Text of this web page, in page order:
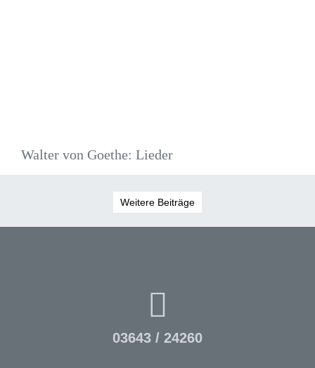
Walter von Goethe: Lieder
Weitere Beiträge
03643 / 24260